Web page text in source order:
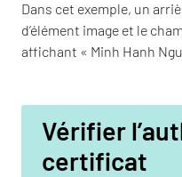
Dans cet exemple, un
d’élément image et le
affichant « Minh Hanh
Vérifier
certificat